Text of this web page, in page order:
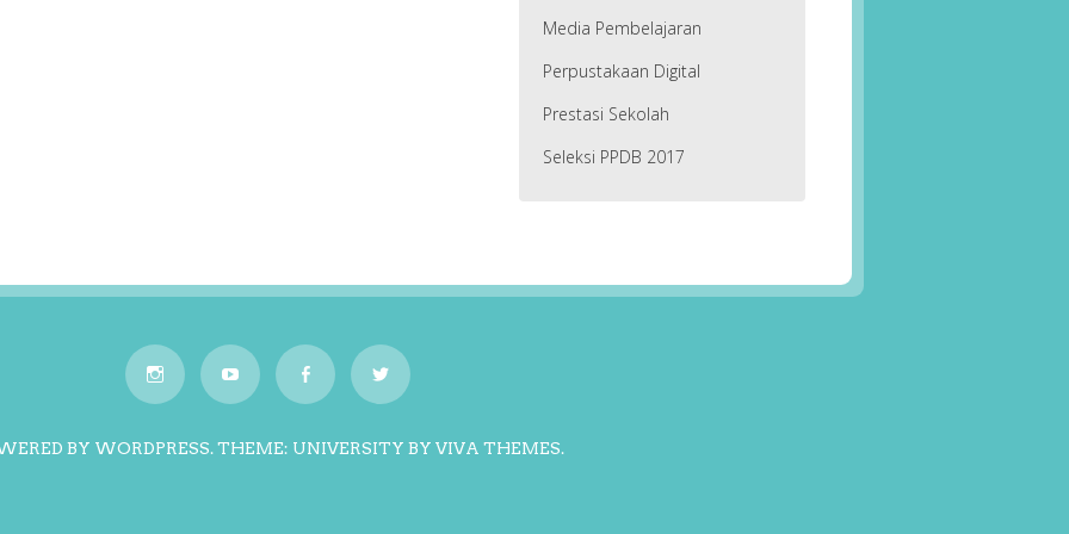
Media Pembelajaran
Perpustakaan Digital
Prestasi Sekolah
Seleksi PPDB 2017
BY WORDPRESS.THEME: UNIVERSITY BY VIVA THEMES.